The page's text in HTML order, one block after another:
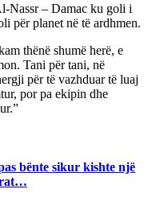
Nassr – Damac ku goli i
për planet në të ardhmen.
thënë shumë herë, e
Tani për tani, në
për të vazhduar të luaj
por pa ekipin dhe
bënte sikur kishte një